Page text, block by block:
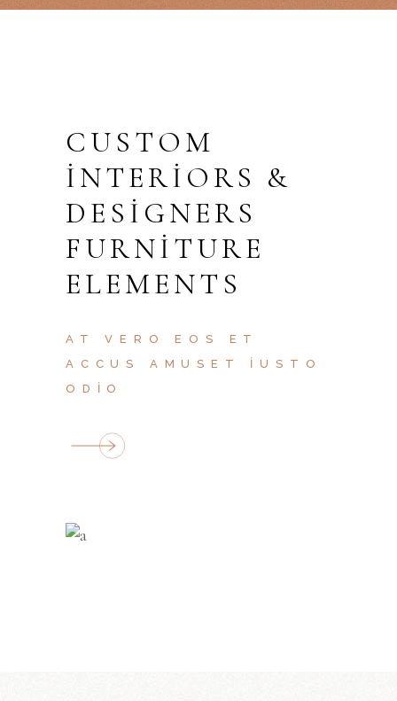
CUSTOM
INTERIORS &
DESIGNERS
FURNITURE
ELEMENTS
AT VERO EOS ET
ACCUS AMUSET IUSTO
ODIO